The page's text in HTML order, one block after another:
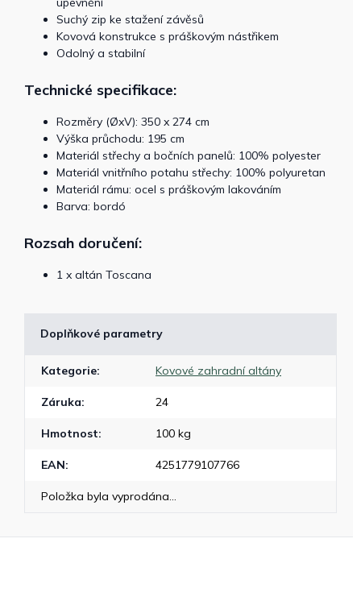
Suchý zip ke stažení závěsů
Kovová konstrukce s práškovým nástřikem
Odolný a stabilní
Technické specifikace:
Rozměry (ØxV): 350 x 274 cm
Výška průchodu: 195 cm
Materiál střechy a bočních panelů: 100% polyester
Materiál vnitřního potahu střechy: 100% polyuretan
Materiál rámu: ocel s práškovým lakováním
Barva: bordó
Rozsah doručení:
1 x altán Toscana
Doplňkové parametry
Kategorie: Kovové zahradní altány
Záruka: 24
Hmotnost: 100 kg
EAN: 4251779107766
Položka byla vyprodána…